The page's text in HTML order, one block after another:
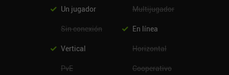
Un jugador Multijugador
Sin conexión En línea
Vertical Horizontal
PvE Cooperativo